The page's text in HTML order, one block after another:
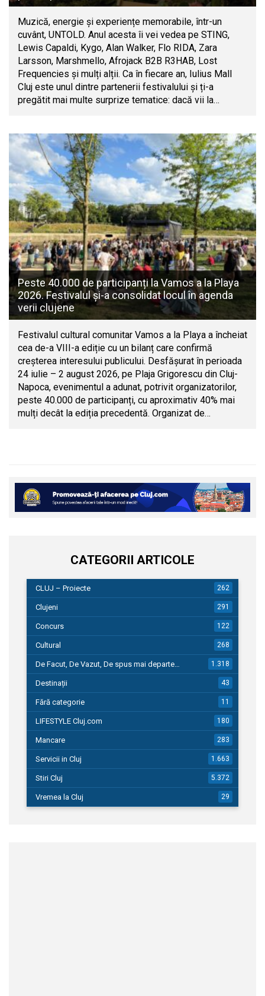
Muzică, energie și experiențe memorabile, într-un
cuvânt, UNTOLD. Anul acesta îi vei vedea pe STING,
Lewis Capaldi, Kygo, Alan Walker, Flo RIDA, Zara
Larsson, Marshmello, Afrojack B2B R3HAB, Lost
Frequencies și mulți alții. Ca în fiecare an, Iulius Mall
Cluj este unul dintre partenerii festivalului și ți-a
pregătit mai multe surprize tematice: dacă vii la…
Peste 40.000 de participanți la Vamos a la Playa
2026. Festivalul și-a consolidat locul în agenda
verii clujene
Festivalul cultural comunitar Vamos a la Playa a încheiat
cea de-a VIII-a ediție cu un bilanț care confirmă
creșterea interesului publicului. Desfășurat în perioada
24 iulie – 2 august 2026, pe Plaja Grigorescu din Cluj-
Napoca, evenimentul a adunat, potrivit organizatorilor,
peste 40.000 de participanți, cu aproximativ 40% mai
mulți decât la ediția precedentă. Organizat de…
CATEGORII ARTICOLE
CLUJ – Proiecte 262
Clujeni 291
Concurs 122
Cultural 268
De Facut, De Vazut, De spus mai departe… 1.318
Destinații 43
Fără categorie 11
LIFESTYLE Cluj.com 180
Mancare 283
Servicii in Cluj 1.663
Stiri Cluj 5.372
Vremea la Cluj 29